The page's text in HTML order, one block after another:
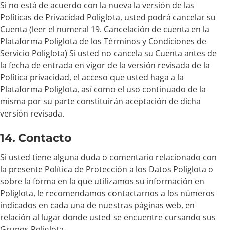
Si no está de acuerdo con la nueva la versión de las
Políticas de Privacidad Poliglota, usted podrá cancelar su
Cuenta (leer el numeral 19. Cancelación de cuenta en la
Plataforma Poliglota de los Términos y Condiciones de
Servicio Poliglota) Si usted no cancela su Cuenta antes de
la fecha de entrada en vigor de la versión revisada de la
Política privacidad, el acceso que usted haga a la
Plataforma Poliglota, así como el uso continuado de la
misma por su parte constituirán aceptación de dicha
versión revisada.
14. Contacto
Si usted tiene alguna duda o comentario relacionado con
la presente Política de Protección a los Datos Poliglota o
sobre la forma en la que utilizamos su información en
Poliglota, le recomendamos contactarnos a los números
indicados en cada una de nuestras páginas web, en
relación al lugar donde usted se encuentre cursando sus